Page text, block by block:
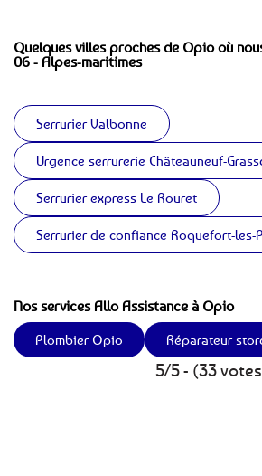
Quelques villes proches de Opio où
06 - Alpes-maritimes
Serrurier Valbonne
Urgence serrurerie Châteauneuf-
Serrurier express Le Rouret
Serrurier de confiance Roquefort-les-
Nos services Allo Assistance à Opio
Plombier Opio Réparateur
5/5 - (33